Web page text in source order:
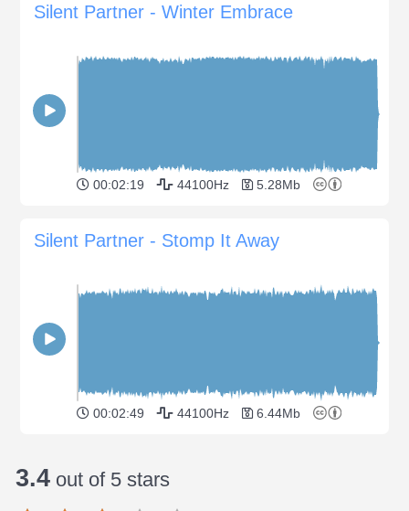
Silent Partner - Winter Embrace
00:02:19 44100Hz 5.28Mb
Silent Partner - Stomp It Away
00:02:49 44100Hz 6.44Mb
3.4 out of 5 stars